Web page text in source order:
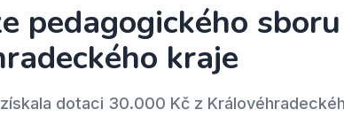
pedagogického
kraje
získala dotaci 30.000 Kč z